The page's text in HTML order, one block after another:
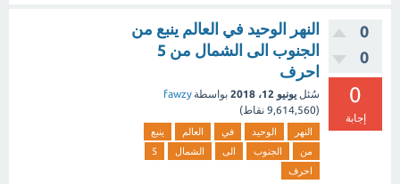
0
0
0
إجابة
النهر الوحيد في العالم ينبع من
الجنوب الى الشمال من 5
احرف
سُئل يونيو 12، 2018 بواسطةfawzy
(
9,614,560 نقاط)
النهر الوحيد في العالم
ينبع
من
الجنوب الى الشمال
5
احرف